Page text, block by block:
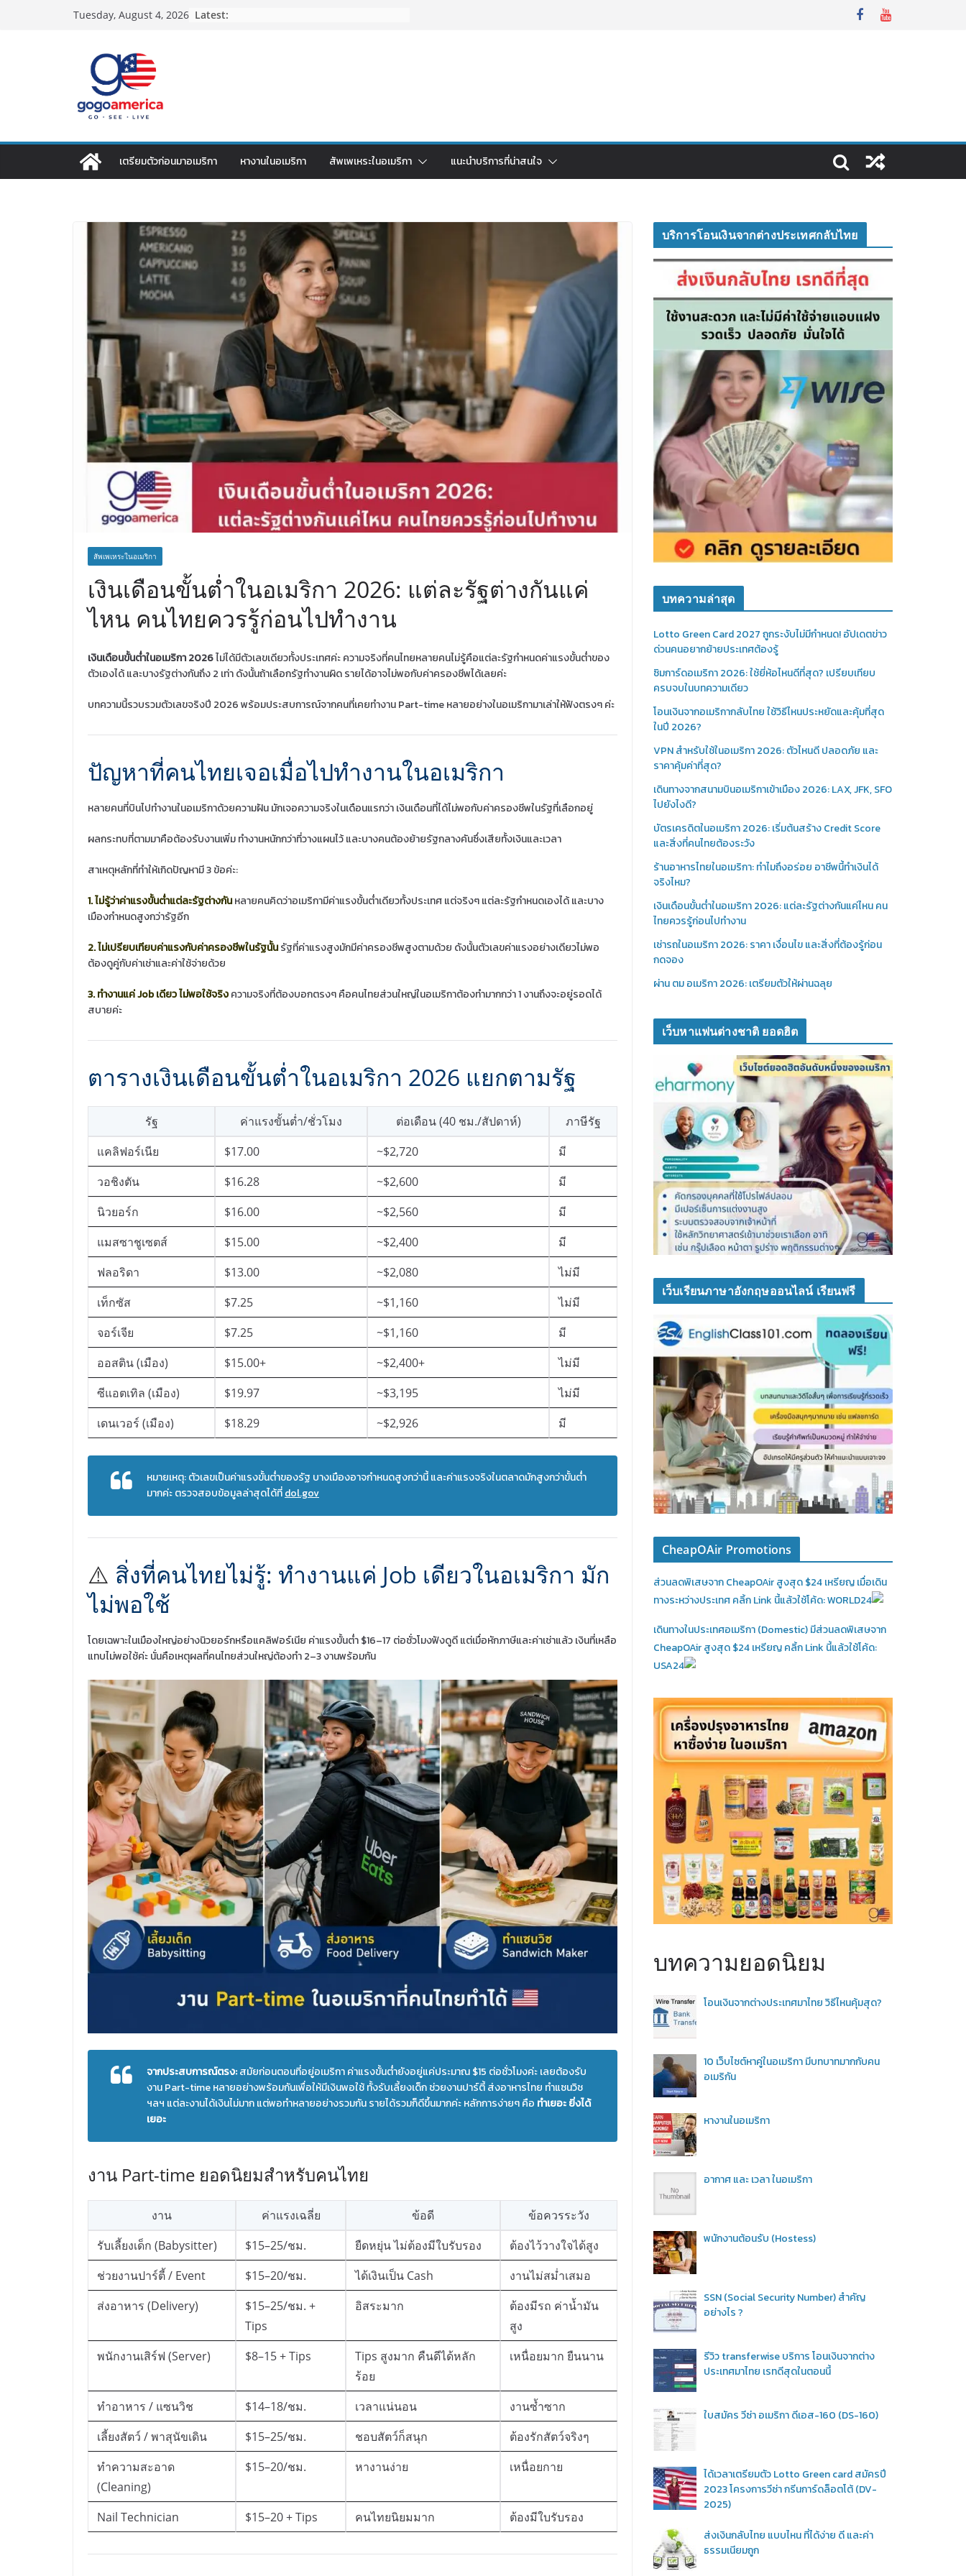
Tuesday, August 4, 2026 Latest:
เตรียมตัวก่อนมาอเมริกา หางานในอเมริกา สัพเพเหระในอเมริกา แนะนำบริการที่น่าสนใจ
สัพเพเหระในอเมริกา
เงินเดือนขั้นต่ำในอเมริกา 2026: แต่ละรัฐต่างกันแค่
ไหน คนไทยควรรู้ก่อนไปทำงาน
เงินเดือนขั้นต่ำในอเมริกา 2026ไม่ได้มีตัวเลขเดียวทั้งประเทศค่ะ ความจริงที่คนไทยหลายคนไม่รู้คือแต่ละรัฐกำหนดค่าแรงขั้นต่ำของ
ตัวเองได้ และบางรัฐต่างกันถึง 2 เท่า ดังนั้นถ้าเลือกรัฐทำงานผิด รายได้อาจไม่พอกับค่าครองชีพได้เลยค่ะ
บทความนี้รวบรวมตัวเลขจริงปี 2026 พร้อมประสบการณ์จากคนที่เคยทำงาน Part-time หลายอย่างในอเมริกามาเล่าให้ฟังตรงๆ ค่ะ
ปัญหาที่คนไทยเจอเมื่อไปทำงานในอเมริกา
หลายคนที่บินไปทำงานในอเมริกาด้วยความฝัน มักเจอความจริงในเดือนแรกว่า เงินเดือนที่ได้ไม่พอกับค่าครองชีพในรัฐที่เลือกอยู่
ผลกระทบที่ตามมาคือต้องรับงานเพิ่ม ทำงานหนักกว่าที่วางแผนไว้ และบางคนต้องย้ายรัฐกลางคันซึ่งเสียทั้งเงินและเวลา
สาเหตุหลักที่ทำให้เกิดปัญหามี 3 ข้อค่ะ:
1. ไม่รู้ว่าค่าแรงขั้นต่ำแต่ละรัฐต่างกันหลายคนคิดว่าอเมริกามีค่าแรงขั้นต่ำเดียวทั้งประเทศ แต่จริงๆ แต่ละรัฐกำหนดเองได้ และบาง
เมืองกำหนดสูงกว่ารัฐอีก
2. ไม่เปรียบเทียบค่าแรงกับค่าครองชีพในรัฐนั้นรัฐที่ค่าแรงสูงมักมีค่าครองชีพสูงตามด้วย ดังนั้นตัวเลขค่าแรงอย่างเดียวไม่พอ
ต้องดูคู่กับค่าเช่าและค่าใช้จ่ายด้วย
3. ทำงานแค่ Job เดียว ไม่พอใช้จริงความจริงที่ต้องบอกตรงๆ คือคนไทยส่วนใหญ่ในอเมริกาต้องทำมากกว่า 1 งานถึงจะอยู่รอดได้
สบายค่ะ
ตารางเงินเดือนขั้นต่ำในอเมริกา 2026 แยกตามรัฐ
รัฐ ค่าแรงขั้นต่ำ/ชั่วโมง ต่อเดือน (40 ชม./สัปดาห์)
ภาษีรัฐ
แคลิฟอร์เนีย
$17.00 ~$2,720
มี
วอชิงตัน
$16.28 ~$2,600
มี
นิวยอร์ก
$16.00 ~$2,560
มี
แมสซาชูเซตส์
$15.00 ~$2,400
มี
ฟลอริดา
$13.00 ~$2,080
ไม่มี
เท็กซัส
$7.25 ~$1,160
ไม่มี
จอร์เจีย
$7.25 ~$1,160
มี
ออสติน (เมือง)
$15.00+ ~$2,400+
ไม่มี
ซีแอตเทิล (เมือง)
$19.97 ~$3,195
ไม่มี
เดนเวอร์ (เมือง)
$18.29 ~$2,926 มี
หมายเหตุ: ตัวเลขเป็นค่าแรงขั้นต่ำของรัฐ บางเมืองอาจกำหนดสูงกว่านี้ และค่าแรงจริงในตลาดมักสูงกว่าขั้นต่ำ
มากค่ะ ตรวจสอบข้อมูลล่าสุดได้ที่dol.gov
⚠️ สิ่งที่คนไทยไม่รู้: ทำงานแค่ Job เดียวในอเมริกา มัก
ไม่พอใช้
โดยเฉพาะในเมืองใหญ่อย่างนิวยอร์กหรือแคลิฟอร์เนีย ค่าแรงขั้นต่ำ $16–17 ต่อชั่วโมงฟังดูดี แต่เมื่อหักภาษีและค่าเช่าแล้ว เงินที่เหลือ
แทบไม่พอใช้ค่ะ นั่นคือเหตุผลที่คนไทยส่วนใหญ่ต้องทำ 2–3 งานพร้อมกัน
จากประสบการณ์ตรง:สมัยก่อนตอนที่อยู่อเมริกา ค่าแรงขั้นต่ำยังอยู่แค่ประมาณ $15 ต่อชั่วโมงค่ะ เลยต้องรับ
งาน Part-time หลายอย่างพร้อมกันเพื่อให้มีเงินพอใช้ ทั้งรับเลี้ยงเด็ก ช่วยงานปาร์ตี้ ส่งอาหารไทย ทำแซนวิช
ฯลฯ แต่ละงานได้เงินไม่มาก แต่พอทำหลายอย่างรวมกัน รายได้รวมก็ดีขึ้นมากค่ะ หลักการง่ายๆ คือ ทำเยอะ ยิ่งได้
เยอะ
งาน Part-time ยอดนิยมสำหรับคนไทย
งาน ค่าแรงเฉลี่ย ข้อดี
ข้อควรระวัง
รับเลี้ยงเด็ก (Babysitter)
$15–25/ชม. ยืดหยุ่น ไม่ต้องมีใบรับรอง
ต้องไว้วางใจได้สูง
ช่วยงานปาร์ตี้ / Event
$15–20/ชม. ได้เงินเป็น Cash
งานไม่สม่ำเสมอ
ส่งอาหาร (Delivery)
$15–25/ชม. +
Tips
อิสระมาก
ต้องมีรถ ค่าน้ำมัน
สูง
พนักงานเสิร์ฟ (Server)
$8–15 + Tips
Tips สูงมาก คืนดีได้หลัก
ร้อย
เหนื่อยมาก ยืนนาน
ทำอาหาร / แซนวิช $14–18/ชม. เวลาแน่นอน
งานซ้ำซาก
เลี้ยงสัตว์ / พาสุนัขเดิน
$15–25/ชม. ชอบสัตว์ก็สนุก
ต้องรักสัตว์จริงๆ
ทำความสะอาด
(Cleaning)
$15–20/ชม. หางานง่าย เหนื่อยกาย
Nail Technician $15–20 + Tips คนไทยนิยมมาก ต้องมีใบรับรอง
บริการโอนเงินจากต่างประเทศกลับไทย
บทความล่าสุด
Lotto Green Card 2027 ถูกระงับไม่มีกำหนด! อัปเดตข่าว
ด่วนคนอยากย้ายประเทศต้องรู้
ซิมการ์ดอเมริกา 2026: ใช้ยี่ห้อไหนดีที่สุด? เปรียบเทียบ
ครบจบในบทความเดียว
โอนเงินจากอเมริกากลับไทย ใช้วิธีไหนประหยัดและคุ้มที่สุด
ในปี 2026?
VPN สำหรับใช้ในอเมริกา 2026: ตัวไหนดี ปลอดภัย และ
ราคาคุ้มค่าที่สุด?
เดินทางจากสนามบินอเมริกาเข้าเมือง 2026: LAX, JFK, SFO
ไปยังไงดี?
บัตรเครดิตในอเมริกา 2026: เริ่มต้นสร้าง Credit Score
และสิ่งที่คนไทยต้องระวัง
ร้านอาหารไทยในอเมริกา: ทำไมถึงอร่อย อาชีพนี้ทำเงินได้
จริงไหม?
เงินเดือนขั้นต่ำในอเมริกา 2026: แต่ละรัฐต่างกันแค่ไหน คน
ไทยควรรู้ก่อนไปทำงาน
เช่ารถในอเมริกา 2026: ราคา เงื่อนไข และสิ่งที่ต้องรู้ก่อน
กดจอง
ผ่าน ตม อเมริกา 2026: เตรียมตัวให้ผ่านฉลุย
เว็บหาแฟนต่างชาติ ยอดฮิต
เว็บเรียนภาษาอังกฤษออนไลน์ เรียนฟรี
CheapOAir Promotions
ส่วนลดพิเสษจาก CheapOAir สูงสุด $24 เหรียญ เมื่อเดิน
ทางระหว่างประเทศ คลิ้ก Link นี้แล้วใช้โค้ด: WORLD24
เดินทางในประเทศอเมริกา (Domestic)มีส่วนลดพิเสษจาก
CheapOAir สูงสุด $24 เหรียญ คลิ้ก Link นี้แล้วใช้โค้ด:
USA24
บทความยอดนิยม
โอนเงินจากต่างประเทศมาไทย วิธีไหนคุ้มสุด?
10 เว็บไซต์หาคู่ในอเมริกา มีบทบาทมากกับคน
อเมริกัน
หางานในอเมริกา
อากาศ และ เวลา ในอเมริกา
พนักงานต้อนรับ (Hostess)
SSN (Social Security Number) สำคัญ
อย่างไร ?
รีวิว transferwise บริการ โอนเงินจากต่าง
ประเทศมาไทย เรทดีสุดในตอนนี้
ใบสมัคร วีซ่า อเมริกา ดีเอส-160 (DS-160)
ได้เวลาเตรียมตัว Lotto Green card สมัครปี
2023 โครงการวีซ่า กรีนการ์ดล็อตโต้ (DV-
2025)
ส่งเงินกลับไทย แบบไหน ที่ได้ง่าย ดี และค่า
ธรรมเนียมถูก